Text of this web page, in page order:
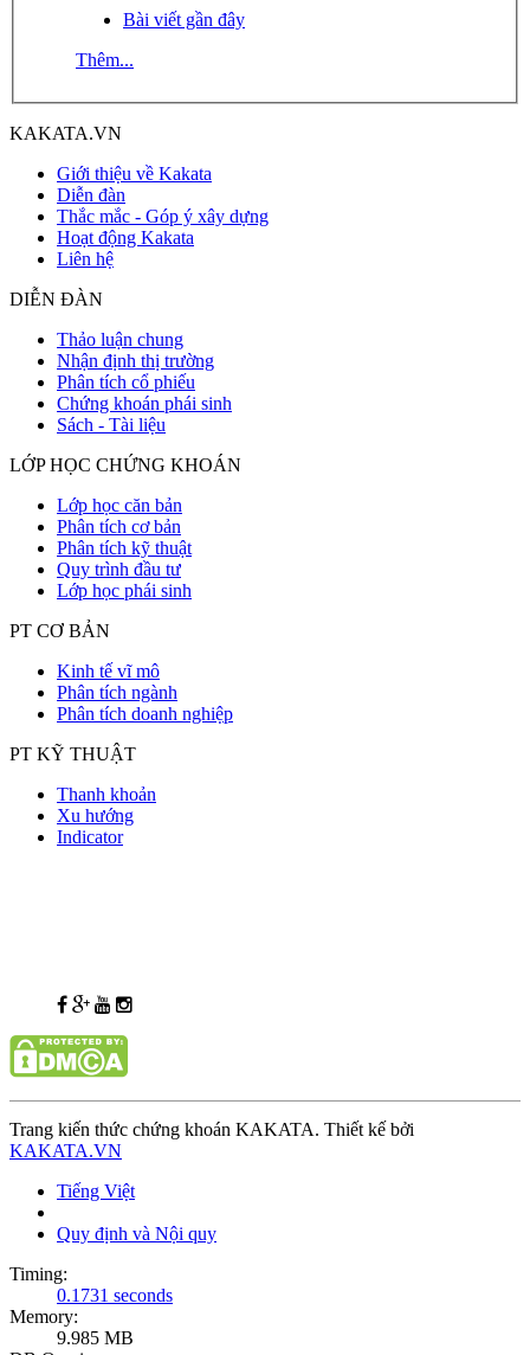
Bài viết gần đây
Thêm...
KAKATA.VN
Giới thiệu về Kakata
Diễn đàn
Thắc mắc - Góp ý xây dựng
Hoạt động Kakata
Liên hệ
DIỄN ĐÀN
Thảo luận chung
Nhận định thị trường
Phân tích cổ phiếu
Chứng khoán phái sinh
Sách - Tài liệu
LỚP HỌC CHỨNG KHOÁN
Lớp học căn bản
Phân tích cơ bản
Phân tích kỹ thuật
Quy trình đầu tư
Lớp học phái sinh
PT CƠ BẢN
Kinh tế vĩ mô
Phân tích ngành
Phân tích doanh nghiệp
PT KỸ THUẬT
Thanh khoản
Xu hướng
Indicator
Trang kiến thức chứng khoán KAKATA. Thiết kế bởi
KAKATA.VN
Tiếng Việt
Quy định và Nội quy
Timing:
0.1731 seconds
Memory:
9.985 MB